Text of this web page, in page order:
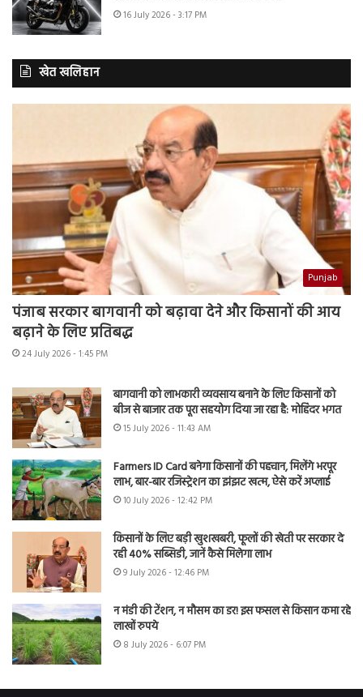
16 July 2026 - 3:17 PM
खेत खलिहान
Punjab
पंजाब सरकार बागवानी को बढ़ावा देने और किसानों की आय
बढ़ाने के लिए प्रतिबद्ध
24 July 2026 - 1:45 PM
बागवानी को लाभकारी व्यवसाय बनाने के लिए किसानों को
बीज से बाजार तक पूरा सहयोग दिया जा रहा है: मोहिंदर भगत
15 July 2026 - 11:43 AM
Farmers ID Card बनेगा किसानों की पहचान, मिलेंगे भरपूर
लाभ, बार-बार रजिस्ट्रेशन का झंझट खत्म, ऐसे करें अप्लाई
10 July 2026 - 12:42 PM
किसानों के लिए बड़ी खुशखबरी, फूलों की खेती पर सरकार दे
रही 40% सब्सिडी, जानें कैसे मिलेगा लाभ
9 July 2026 - 12:46 PM
न मंडी की टेंशन, न मौसम का डर! इस फसल से किसान कमा रहे
लाखों रुपये
8 July 2026 - 6:07 PM